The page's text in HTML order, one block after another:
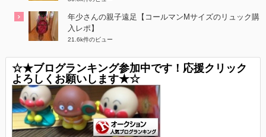
年少さんの親子遠足【コールマンMサイズのリュック購
入レポ】
21.6k件のビュー
☆★ブログランキング参加中です！応援クリック
よろしくお願いします★☆